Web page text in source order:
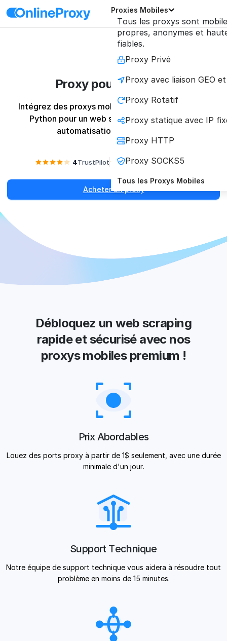
Proxies Mobiles
Tous les proxys sont
propres, anonymes et
fiables.
Proxy Privé
Proxy avec liaison GEO
Proxy Rotatif
Proxy statique avec IP
Proxy HTTP
Proxy SOCKS5
Tous les Proxys Mobiles
Proxy pour Selenium
Intégrez des proxys mobiles fiables à vos scripts
Python pour un web scraping illimité et une
automatisation sans blocage.
4TrustPilot 4.2Reviews.io
Acheter un proxy
Débloquez un web scraping
rapide et sécurisé avec nos
proxys mobiles premium !
Prix Abordables
Louez des ports proxy à partir de 1$ seulement, avec une durée
minimale d'un jour.
Support Technique
Notre équipe de support technique vous aidera à résoudre tout
problème en moins de 15 minutes.